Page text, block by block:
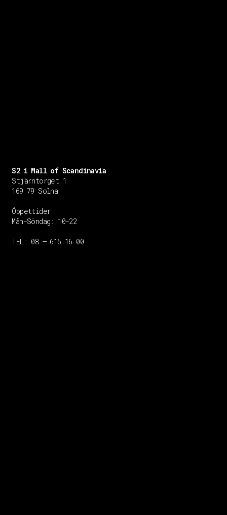
S2 i Mall of Scandinavia
Stjärntorget 1
169 79 Solna
Öppettider
Mån-Söndag: 10-22
TEL: 08 – 615 16 00